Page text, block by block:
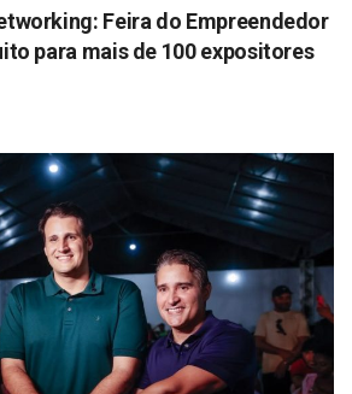
Feira do Empreendedor
para mais de 100 expositores